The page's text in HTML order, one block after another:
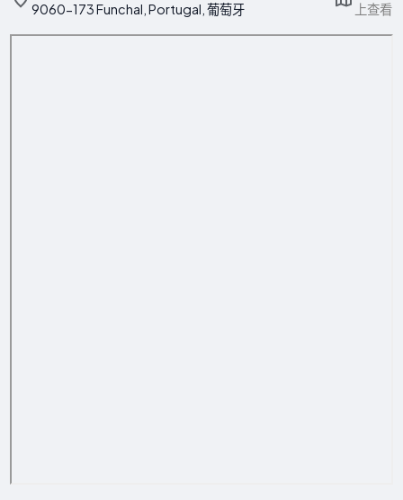
9060-173 Funchal, Portugal, 葡萄牙
上查看